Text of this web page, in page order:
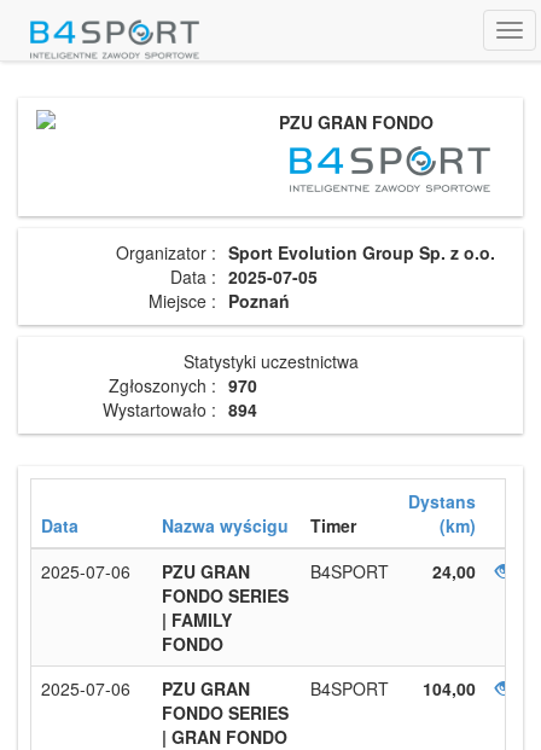
PZU GRAN FONDO
Organizator : Sport Evolution Group Sp. z o.o.
Data : 2025-07-05
Miejsce : Poznań
Statystyki uczestnictwa
Zgłoszonych : 970
Wystartowało : 894
Data Nazwa wyścigu Timer
Dystans
(km)
2025-07-06
PZU GRAN
FONDO SERIES
| FAMILY
FONDO
B4SPORT 24,00
2025-07-06
PZU GRAN
FONDO SERIES
| GRAN FONDO
B4SPORT 104,00